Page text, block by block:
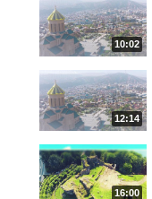
10:02
12:14
16:00